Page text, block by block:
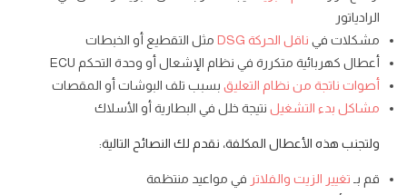
الرادياتور
مشكلات في ناقل الحركة DSG
مثل التقطيع أو الخبطات
أعطال كهربائية متكررة في نظام الإشعال أو وحدة التحكم ECU
أصوات ناتجة من نظام التعليق بسبب تلف البوشات أو المقصات
مشاكل بدء التشغيل نتيجة خلل في البطارية أو الأسلاك
ولتجنب هذه الأعطال المكلفة، نقدم لك النصائح التالية:
قم بـ تغيير الزيت والفلاتر في مواعيد منتظمة